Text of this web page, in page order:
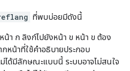
ที่พบบ่อยมีดังนี้
น้า ก ลิงก์ไปยังหน้า ข หน้า ข ต้อง
หน้าที่ใช้คำอธิบายประกอบ
ม่ได้มีลักษณะแบบนี้ ระบบอาจไม่สนใจ